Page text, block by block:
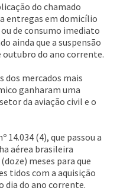
do chamado
entregas em domicílio
de consumo imediato
ainda que a suspensão
outubro do ano corrente.
dos mercados mais
ganharam uma
da aviação civil e o
14.034 (4), que passou a
aérea brasileira
meses para que
tidos com a aquisição
dia do ano corrente.